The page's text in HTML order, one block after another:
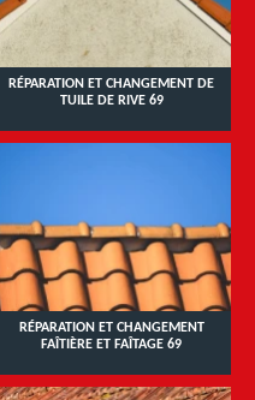
RÉPARATION ET CHANGEMENT DE
TUILE DE RIVE 69
RÉPARATION ET CHANGEMENT
FAÎTIÈRE ET FAÎTAGE 69